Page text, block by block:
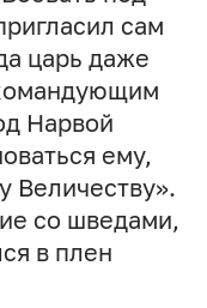
сам
царь даже
Нарвой
ему,
Величеству».
со шведами,
в плен